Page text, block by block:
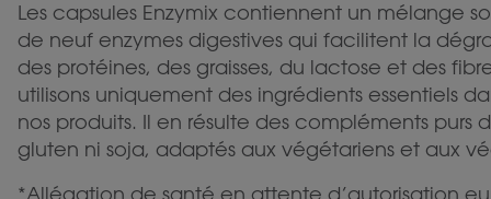
Les capsules Enzymix contiennent un mélange
de neuf enzymes digestives qui facilitent la
des protéines, des graisses, du lactose et des
utilisons uniquement des ingrédients essentiels
nos produits. Il en résulte des compléments purs
gluten ni soja, adaptés aux végétariens et aux
*Allégation de santé en attente d’autorisation